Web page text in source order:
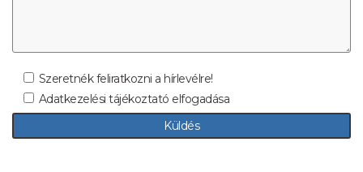
Szeretnék feliratkozni a hírlevélre!
Adatkezelési tájékoztató elfogadása